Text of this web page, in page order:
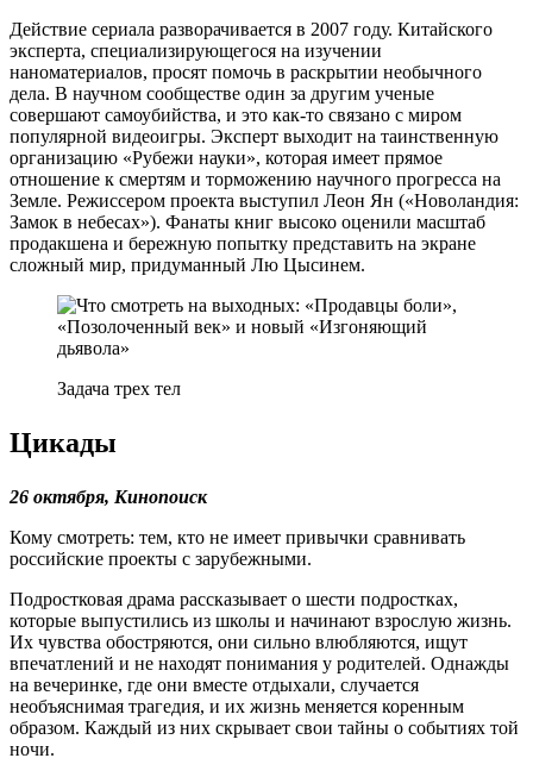
Действие сериала разворачивается в 2007 году. Китайского
эксперта, специализирующегося на изучении
наноматериалов, просят помочь в раскрытии необычного
дела. В научном сообществе один за другим ученые
совершают самоубийства, и это как-то связано с миром
популярной видеоигры. Эксперт выходит на таинственную
организацию «Рубежи науки», которая имеет прямое
отношение к смертям и торможению научного прогресса на
Земле. Режиссером проекта выступил Леон Ян («Новоландия:
Замок в небесах»). Фанаты книг высоко оценили масштаб
продакшена и бережную попытку представить на экране
сложный мир, придуманный Лю Цысинем.
Задача трех тел
Цикады
26 октября, Кинопоиск
Кому смотреть: тем, кто не имеет привычки сравнивать
российские проекты с зарубежными.
Подростковая драма рассказывает о шести подростках,
которые выпустились из школы и начинают взрослую жизнь.
Их чувства обостряются, они сильно влюбляются, ищут
впечатлений и не находят понимания у родителей. Однажды
на вечеринке, где они вместе отдыхали, случается
необъяснимая трагедия, и их жизнь меняется коренным
образом. Каждый из них скрывает свои тайны о событиях той
ночи.